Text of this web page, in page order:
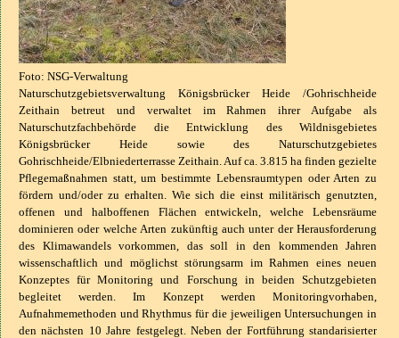
Foto: NSG-Verwaltung
Naturschutzgebietsverwaltung Königsbrücker Heide /Gohrischheide
Zeithain betreut und verwaltet im Rahmen ihrer Aufgabe als
Naturschutzfachbehörde die Entwicklung des Wildnisgebietes
Königsbrücker Heide sowie des Naturschutzgebietes
Gohrischheide/Elbniederterrasse Zeithain. Auf ca. 3.815 ha finden gezielte
Pflegemaßnahmen statt, um bestimmte Lebensraumtypen oder Arten zu
fördern und/oder zu erhalten. Wie sich die einst militärisch genutzten,
offenen und halboffenen Flächen entwickeln, welche Lebensräume
dominieren oder welche Arten zukünftig auch unter der Herausforderung
des Klimawandels vorkommen, das soll in den kommenden Jahren
wissenschaftlich und möglichst störungsarm im Rahmen eines neuen
Konzeptes für Monitoring und Forschung in beiden Schutzgebieten
begleitet werden. Im Konzept werden Monitoringvorhaben,
Aufnahmemethoden und Rhythmus für die jeweiligen Untersuchungen in
den nächsten 10 Jahre festgelegt. Neben der Fortführung standarisierter